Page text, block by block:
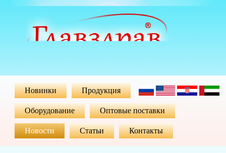
Новинки Продукция
Оборудование Оптовые поставки
Новости Статьи Контакты